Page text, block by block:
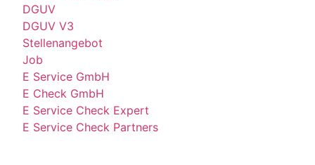
DGUV
DGUV V3
Stellenangebot
Job
E Service GmbH
E Check GmbH
E Service Check Expert
E Service Check Partners